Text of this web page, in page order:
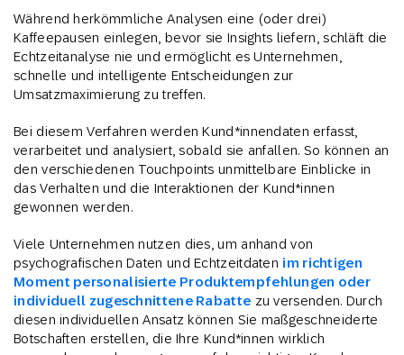
Während herkömmliche Analysen eine (oder drei)
Kaffeepausen einlegen, bevor sie Insights liefern, schläft die
Echtzeitanalyse nie und ermöglicht es Unternehmen,
schnelle und intelligente Entscheidungen zur
Umsatzmaximierung zu treffen.
Bei diesem Verfahren werden Kund*innendaten erfasst,
verarbeitet und analysiert, sobald sie anfallen. So können an
den verschiedenen Touchpoints unmittelbare Einblicke in
das Verhalten und die Interaktionen der Kund*innen
gewonnen werden.
Viele Unternehmen nutzen dies, um anhand von
psychografischen Daten und Echtzeitdaten im richtigen
Moment personalisierte Produktempfehlungen oder
individuell zugeschnittene Rabatte zu versenden. Durch
diesen individuellen Ansatz können Sie maßgeschneiderte
Botschaften erstellen, die Ihre Kund*innen wirklich